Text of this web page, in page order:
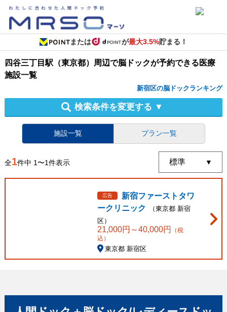
または が最大3.5%貯まる！
四谷三丁目駅（東京都）周辺で脳ドックが予約できる医療
施設一覧
新宿区の脳ドックランキング
検索条件を変更する ▼
施設一覧 プラン一覧
全1件中 1〜1件表示
広告
新宿ファーストタワ
ークリニック
（東京都 新宿
区）
21,000円～40,000円
（税
込）
東京都 新宿区